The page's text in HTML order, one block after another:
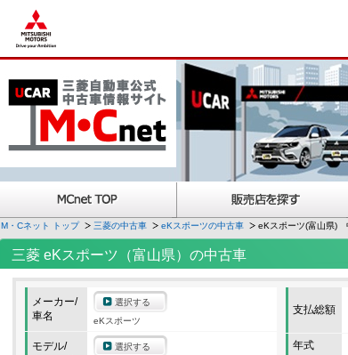
M・Cネット トップ 三菱の中古車 eKスポーツの中古車 eKスポーツ(富山県)
三菱 eKスポーツ（富山県）の中古車
メーカー/
車名
選択する
eKスポーツ
モデル/
選択する
支払総額
年式